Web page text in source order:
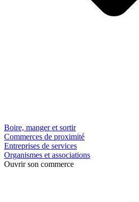
Boire, manger et sortir
Commerces de proximité
Entreprises de services
Organismes et associations
Ouvrir son commerce